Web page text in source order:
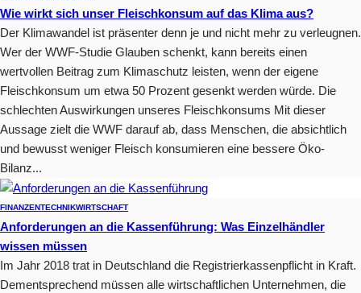
Wie wirkt sich unser Fleischkonsum auf das Klima aus?
Der Klimawandel ist präsenter denn je und nicht mehr zu verleugnen.
Wer der WWF-Studie Glauben schenkt, kann bereits einen
wertvollen Beitrag zum Klimaschutz leisten, wenn der eigene
Fleischkonsum um etwa 50 Prozent gesenkt werden würde. Die
schlechten Auswirkungen unseres Fleischkonsums Mit dieser
Aussage zielt die WWF darauf ab, dass Menschen, die absichtlich
und bewusst weniger Fleisch konsumieren eine bessere Öko-
Bilanz...
FINANZENTECHNIKWIRTSCHAFT
Anforderungen an die Kassenführung: Was Einzelhändler
wissen müssen
Im Jahr 2018 trat in Deutschland die Registrierkassenpflicht in Kraft.
Dementsprechend müssen alle wirtschaftlichen Unternehmen, die